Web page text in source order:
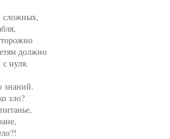
сложных,
должно
нуля.
знаний.
зло?